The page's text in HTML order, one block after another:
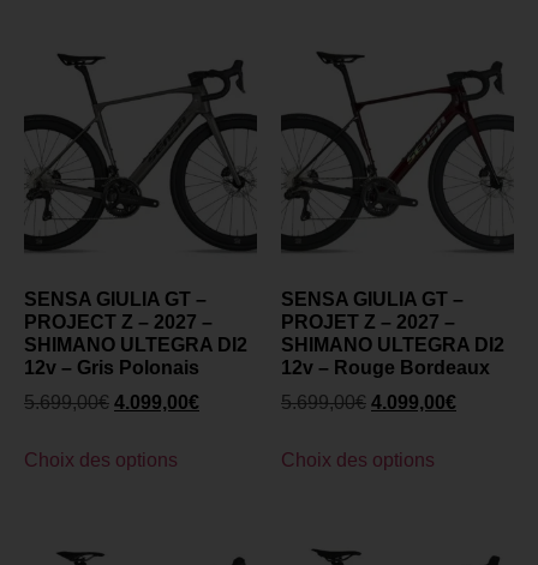
SENSA GIULIA GT –
PROJECT Z – 2027 –
SHIMANO ULTEGRA DI2
12v – Gris Polonais
5.699,00€ 4.099,00€
Choix des options
SENSA GIULIA GT –
PROJET Z – 2027 –
SHIMANO ULTEGRA DI2
12v – Rouge Bordeaux
5.699,00€ 4.099,00€
Choix des options